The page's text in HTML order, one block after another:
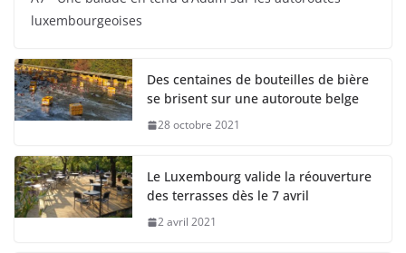
luxembourgeoises
Des centaines de bouteilles de bière
se brisent sur une autoroute belge
28 octobre 2021
Le Luxembourg valide la réouverture
des terrasses dès le 7 avril
2 avril 2021